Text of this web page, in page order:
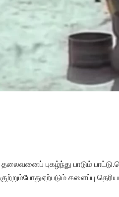
புகழ்ந்து பாடும் பாட்டு.
ஏற்படும் களைப்பு